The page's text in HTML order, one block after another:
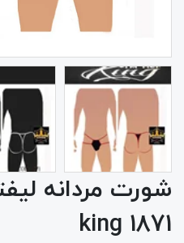
شورت مردانه
1871 king